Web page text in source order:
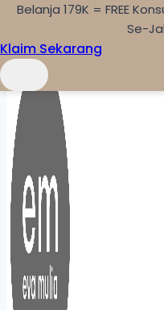
Skip to content
Belanja 179K = FREE
Se-
Klaim Sekarang